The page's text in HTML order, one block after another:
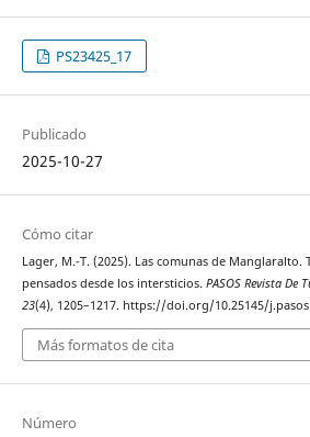
PS23425_17
Publicado
2025-10-27
Cómo citar
Lager, M.-T. (2025). Las comunas de
pensados desde los intersticios. PASOS Revista De
23(4), 1205–1217. https://doi.org/10.25145/
Más formatos de cita
Número